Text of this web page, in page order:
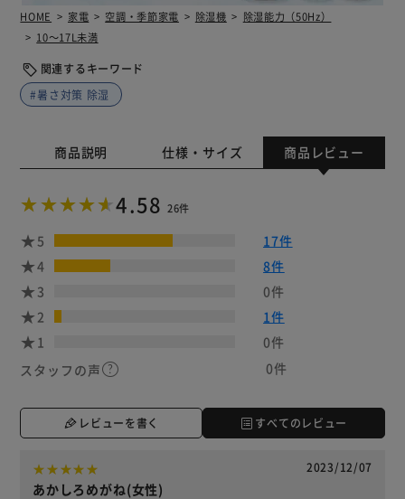
HOME 家電 空調・季節家電 除湿機
除湿能力（50Hz）
10～17L未満
関連するキーワード
#暑さ対策 除湿
商品説明 仕様・サイズ 商品レビュー
4.58 26件
5
17件
4
8件
3
0件
2
1件
1
0件
スタッフの声
0件
レビューを書く すべてのレビュー
2023/12/07
あかしろめがね(女性)